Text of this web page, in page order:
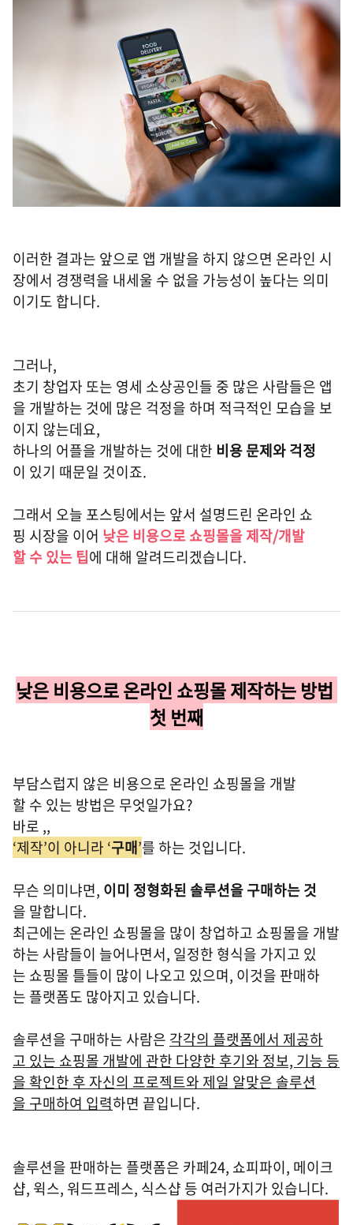
이러한 결과는 앞으로 앱 개발을 하지 않으면 온라인 시
장에서 경쟁력을 내세울 수 없을 가능성이 높다는 의미
이기도 합니다.
그러나,
초기 창업자 또는 영세 소상공인들 중 많은 사람들은 앱
을 개발하는 것에 많은 걱정을 하며 적극적인 모습을 보
이지 않는데요,
하나의 어플을 개발하는 것에 대한 비용 문제와 걱정
이 있기 때문일 것이죠.
그래서 오늘 포스팅에서는 앞서 설명드린 온라인 쇼
핑 시장을 이어 낮은 비용으로 쇼핑몰을 제작/개발
할 수 있는 팁에 대해 알려드리겠습니다.
낮은 비용으로 온라인 쇼핑몰 제작하는 방법
첫 번째
부담스럽지 않은 비용으로 온라인 쇼핑몰을 개발
할 수 있는 방법은 무엇일가요?
바로 ,,
‘제작’이 아니라 ‘구매’를 하는 것입니다.
무슨 의미냐면, 이미 정형화된 솔루션을 구매하는 것
을 말합니다.
최근에는 온라인 쇼핑몰을 많이 창업하고 쇼핑몰을 개발
하는 사람들이 늘어나면서, 일정한 형식을 가지고 있
는 쇼핑몰 틀들이 많이 나오고 있으며, 이것을 판매하
는 플랫폼도 많아지고 있습니다.
솔루션을 구매하는 사람은 각각의 플랫폼에서 제공하
고 있는 쇼핑몰 개발에 관한 다양한 후기와 정보, 기능 등
을 확인한 후 자신의 프로젝트와 제일 알맞은 솔루션
을 구매하여 입력하면 끝입니다.
솔루션을 판매하는 플랫폼은 카페24, 쇼피파이, 메이크
샵, 윅스, 워드프레스, 식스샵 등 여러가지가 있습니다.